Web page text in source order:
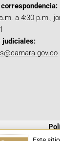
a 4:30 p.m.,
judiciales: